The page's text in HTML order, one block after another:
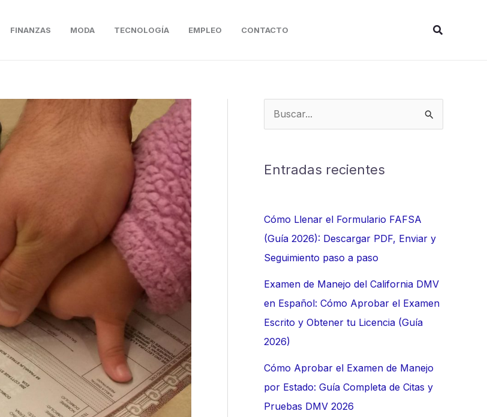
FINANZAS MODA TECNOLOGÍA EMPLEO CONTACTO Buscar
u
c
p
o
r
:
Entradas recientes
Cómo Llenar el Formulario FAFSA
(Guía 2026): Descargar PDF, Enviar y
Seguimiento paso a paso
Examen de Manejo del California DMV
en Español: Cómo Aprobar el Examen
Escrito y Obtener tu Licencia (Guía
2026)
Cómo Aprobar el Examen de Manejo
por Estado: Guía Completa de Citas y
Pruebas DMV 2026